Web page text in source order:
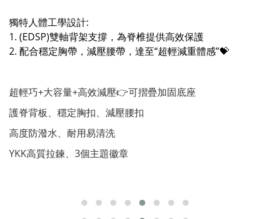
獨特⼈體⼯學設計:
1. (EDSP)雙軸背架支撐，為脊椎提供高效保護
2. 配合穩定胸帶，減壓腰帶，達至“超輕減重體感”💝
超輕巧+大容量+⾼效減壓👉可摺疊加固底座
護脊背板、穩定胸扣、減壓腰扣
⾼度防潑⽔、耐⽤易清洗
YKK⾼質拉鍊、3個主題徽章